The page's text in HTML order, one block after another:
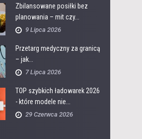
Zbilansowane posiłki bez
planowania – mit czy...
9 Lipca 2026
Przetarg medyczny za granicą
– jak...
7 Lipca 2026
TOP szybkich ładowarek 2026
- które modele nie...
29 Czerwca 2026